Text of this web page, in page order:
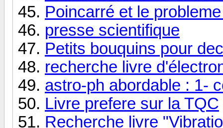
Poincarré et le
presse scientifique
Petits bouquins pour
recherche livre
astro-ph abordable : 1-
Livre prefere sur la TQC
Recherche livre